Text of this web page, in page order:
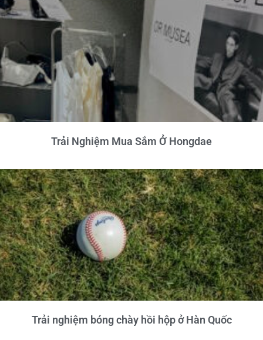
Trải Nghiệm Mua Sắm Ở Hongdae
Trải nghiệm bóng chày hồi hộp ở Hàn Quốc